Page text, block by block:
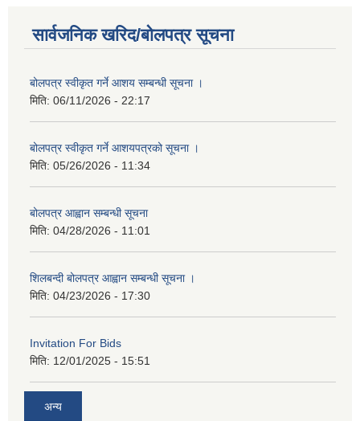
सार्वजनिक खरिद/बोलपत्र सूचना
बोलपत्र स्वीकृत गर्ने आशय सम्बन्धी सूचना ।
मिति: 06/11/2026 - 22:17
बोलपत्र स्वीकृत गर्ने आशयपत्रको सूचना ।
मिति: 05/26/2026 - 11:34
बोलपत्र आह्वान सम्बन्धी सूचना
मिति: 04/28/2026 - 11:01
शिलबन्दी बोलपत्र आह्वान सम्बन्धी सूचना ।
मिति: 04/23/2026 - 17:30
Invitation For Bids
मिति: 12/01/2025 - 15:51
अन्य